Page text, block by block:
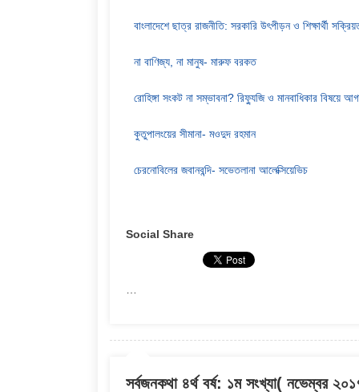
বাংলাদেশে ছাত্র রাজনীতি: সরকারি উৎপীড়ন ও শিক্ষার্থী
না বাণিজ্য, না মানুষ- মারুফ বরকত
রোহিঙ্গা সংকট না সম্ভাবনা? রিফ্যুজি ও মানবাধিকার বিষয়ে
কুতুপালংয়ের সীমানা- মওদুদ রহমান
চেরনোবিলের জবানবন্দি- সভেতলানা আলেক্সিয়েভিচ
Social Share
সর্বজনকথা ৪র্থ বর্ষ: ১ম সংখ্যা( নভেম্বর